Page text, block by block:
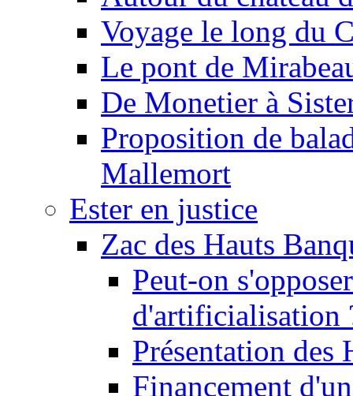
Voyage le long du
Le pont de
De Monetier à
Proposition de
Mallemort
Ester en justice
Zac des Hauts
Peut-on
d'artificialisation
Présentation des
Financement